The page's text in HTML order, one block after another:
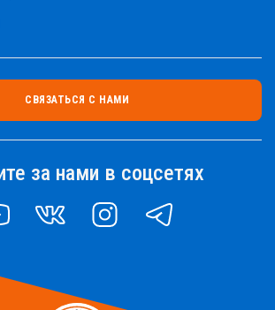
СВЯЗАТЬСЯ С НАМИ
за нами в соцсетях
VK INSTAGRAMTELEGRAM